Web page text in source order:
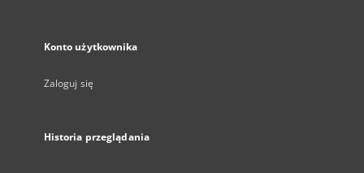
Konto użytkownika
Zaloguj się
Historia przeglądania